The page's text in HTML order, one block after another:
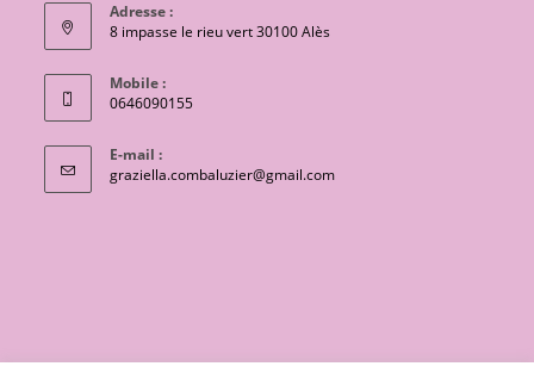
Adresse :
8 impasse le rieu vert 30100 Alès
Mobile :
0646090155
E-mail :
graziella.combaluzier@gmail.comS’ouvre